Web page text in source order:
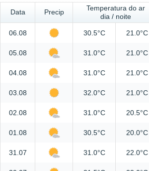
Data Precip
Temperatura do ar
dia / noite
06.08 30.5°C 21.0°C
05.08 31.0°C 21.0°C
04.08 31.0°C 21.0°C
03.08 32.0°C 21.0°C
02.08 31.0°C 20.5°C
01.08 30.5°C 20.0°C
31.07 31.0°C 22.0°C